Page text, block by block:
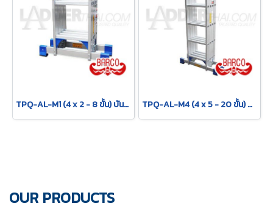
TPQ-AL-M1 (4 x 2 - 8 ขั้น) บันไดอเนกประสงค์อลูมิเนียม กาง พาด ทรง M "รุ่นข้อใหญ่" รุ่น M1 ขนาด 4 x 2 (8 ขั้น) BARCO TPQ-AL-M4 (4 x 5 - 20 ขั้น) บันไดอเนกประสงค์อลูมิเนียม กาง พาด ทรง M "รุ่นข้อใหญ่" รุ่น M4 ขนาด 4 x 5 (20 ขั้น) BARCO
OUR PRODUCTS